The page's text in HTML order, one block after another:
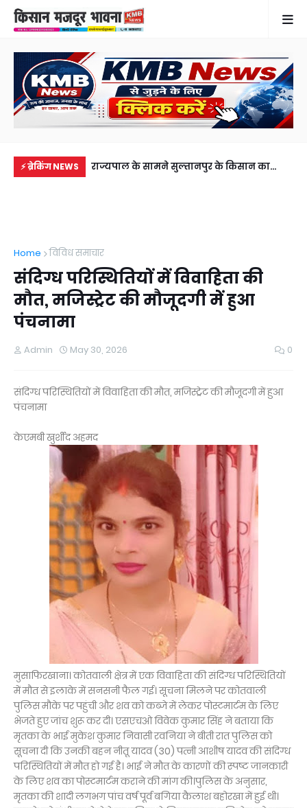
⚡ ब्रेकिंग NEWS
छोटे बेटे समेत 2
राज्यपाल के सामने सुल्तानपुर के किसान का
Home विविध समाचार
संदिग्ध परिस्थितियों में विवाहिता की
मौत, मजिस्ट्रेट की मौजूदगी में हुआ
पंचनामा
Admin May 30, 2026 0
संदिग्ध परिस्थितियों में विवाहिता की मौत, मजिस्ट्रेट की मौजूदगी में हुआ
पंचनामा
केएमबी खुर्शीद अहमद
मुसाफिरखाना। कोतवाली क्षेत्र में एक विवाहिता की संदिग्ध परिस्थितियों
में मौत से इलाके में सनसनी फैल गई। सूचना मिलने पर कोतवाली
पुलिस मौके पर पहुंची और शव को कब्जे में लेकर पोस्टमार्टम के लिए
भेजते हुए जांच शुरू कर दी। एसएचओ विवेक कुमार सिंह ने बताया कि
मृतका के भाई मुकेश कुमार निवासी रवनिया ने बीती रात पुलिस को
सूचना दी कि उनकी बहन नीतू यादव (30) पत्नी आशीष यादव की संदिग्ध
परिस्थितियों में मौत हो गई है। भाई ने मौत के कारणों की स्पष्ट जानकारी
के लिए शव का पोस्टमार्टम कराने की मांग की।पुलिस के अनुसार,
मृतका की शादी लगभग पांच वर्ष पूर्व बगिया कैलाश बहोरखा में हुई थी।